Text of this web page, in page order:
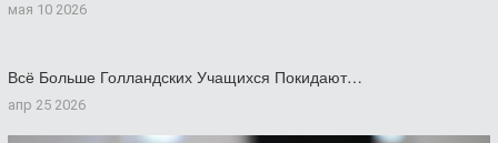
мая 10 2026
Всё Больше Голландских Учащихся Покидают…
апр 25 2026